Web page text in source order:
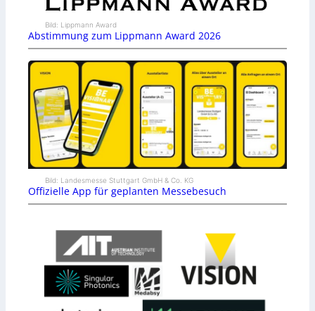
Bild: Lippmann Award
Abstimmung zum Lippmann Award 2026
Bild: Landesmesse Stuttgart GmbH & Co. KG
Offizielle App für geplanten Messebesuch